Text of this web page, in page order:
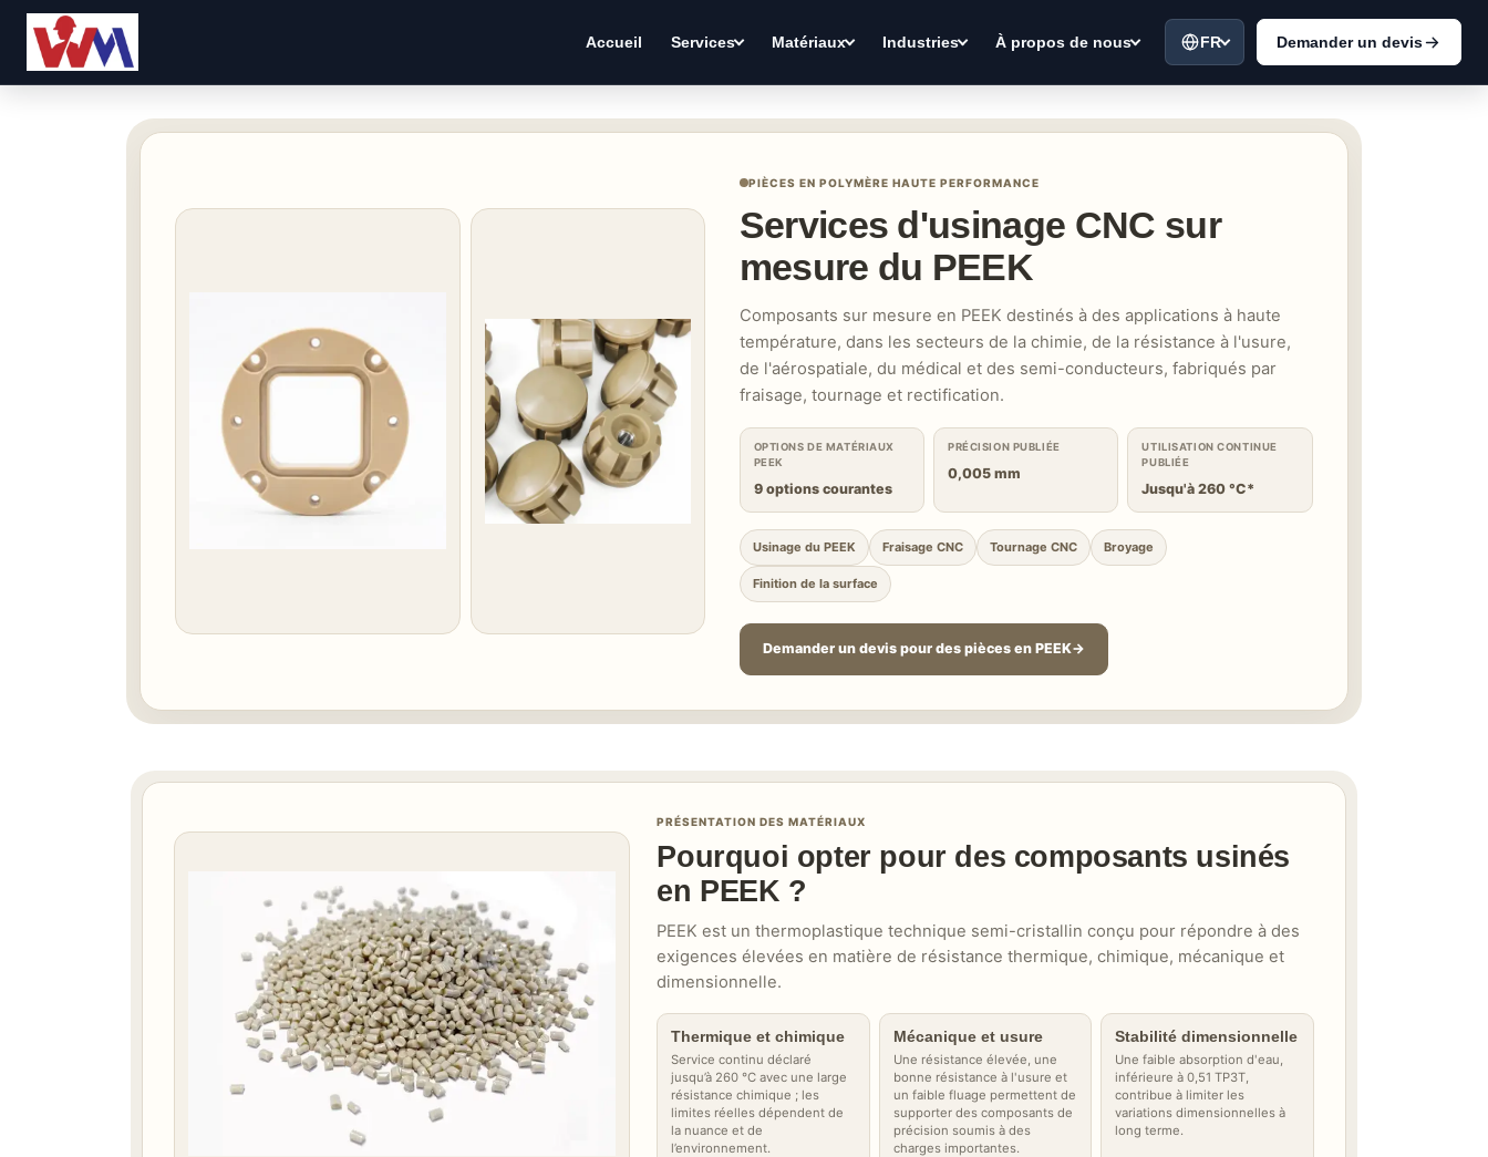
Accueil Services Matériaux Industries À propos de nous FR Demander un devis
PIÈCES EN POLYMÈRE HAUTE PERFORMANCE
Services d'usinage CNC sur
mesure du PEEK
Composants sur mesure en PEEK destinés à des applications à haute
température, dans les secteurs de la chimie, de la résistance à l'usure,
de l'aérospatiale, du médical et des semi-conducteurs, fabriqués par
fraisage, tournage et rectification.
OPTIONS DE MATÉRIAUX
PEEK
9 options courantes
PRÉCISION PUBLIÉE
0,005 mm
UTILISATION CONTINUE
PUBLIÉE
Jusqu'à 260 °C*
Usinage du PEEK Fraisage CNC Tournage CNC Broyage
Finition de la surface
Demander un devis pour des pièces en PEEK
PRÉSENTATION DES MATÉRIAUX
Pourquoi opter pour des composants usinés
en PEEK ?
PEEK est un thermoplastique technique semi-cristallin conçu pour répondre à des
exigences élevées en matière de résistance thermique, chimique, mécanique et
dimensionnelle.
Thermique et chimique
Service continu déclaré
jusqu’à 260 °C avec une large
résistance chimique ; les
limites réelles dépendent de
la nuance et de
l’environnement.
Mécanique et usure
Une résistance élevée, une
bonne résistance à l'usure et
un faible fluage permettent de
supporter des composants de
précision soumis à des
charges importantes.
Stabilité dimensionnelle
Une faible absorption d'eau,
inférieure à 0,51 TP3T,
contribue à limiter les
variations dimensionnelles à
long terme.